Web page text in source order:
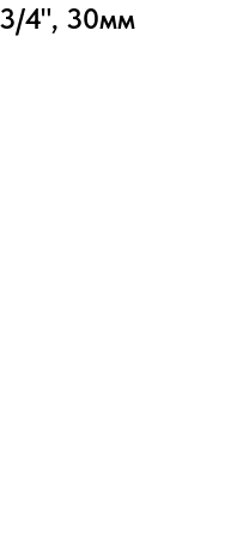
3/4", 30мм